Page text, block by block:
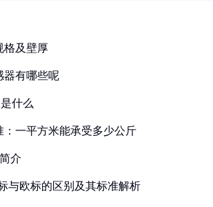
格及壁厚
器有哪些呢
什么
：一平方米能承受多少公斤
介
与欧标的区别及其标准解析